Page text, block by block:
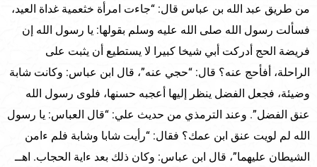
من طريق عبد الله بن عباس قال: “جاءت امرأة خثعمية غداة العيد،
فسألت رسول الله صلى الله عليه وسلم بقولها: يا رسول الله إن
فريضة الحج أدركت أبي شيخا كبيرا لا يستطيع أن يثبت على
الراحلة، أفأحج عنه؟ قال: “حجي عنه”، قال ابن عباس: وكانت شابة
وضيئة، فجعل الفضل ينظر إليها أعجبه حسنها، فلوى رسول الله
عنق الفضل”. وعند الترمذي من حديث علي: “قال العباس: يا رسول
الله لم لويت عنق ابن عمك؟ فقال: “رأيت شابا وشابة فلم ءامن
الشيطان عليهما”، قال ابن عباس: وكان ذلك بعد ءاية الحجاب. اهــ